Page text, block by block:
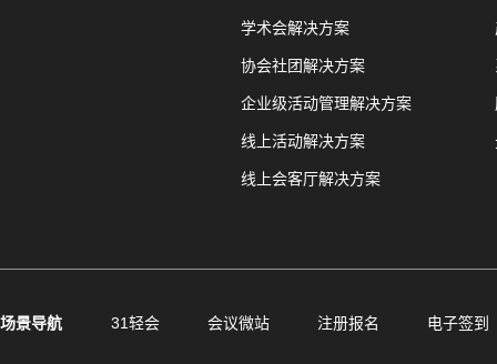
学术会解决方案
协会社团解决方案
企业级活动管理解决方案
线上活动解决方案
线上会客厅解决方案
场景导航 31轻会 会议微站 注册报名 电子签到